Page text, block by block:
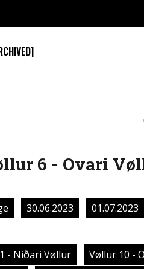
6 - Ovari
30.06.2023 01.07.2023
- Niðari Vøllur Vøllur 10 -